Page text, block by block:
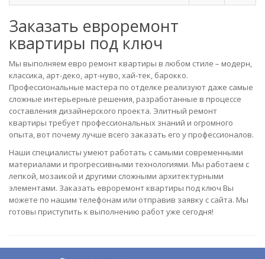
Заказать евроремонт
квартиры под ключ
Мы выполняем евро ремонт квартиры в любом стиле – модерн,
классика, арт-деко, арт-нуво, хай-тек, барокко.
Профессиональные мастера по отделке реализуют даже самые
сложные интерьерные решения, разработанные в процессе
составления дизайнерского проекта. Элитный ремонт
квартиры требует профессиональных знаний и огромного
опыта, вот почему лучше всего заказать его у профессионалов.
Наши специалисты умеют работать с самыми современными
материалами и прогрессивными технологиями. Мы работаем с
лепкой, мозаикой и другими сложными архитектурными
элементами. Заказать евроремонт квартиры под ключ Вы
можете по нашим телефонам или отправив заявку с сайта. Мы
готовы приступить к выполнению работ уже сегодня!